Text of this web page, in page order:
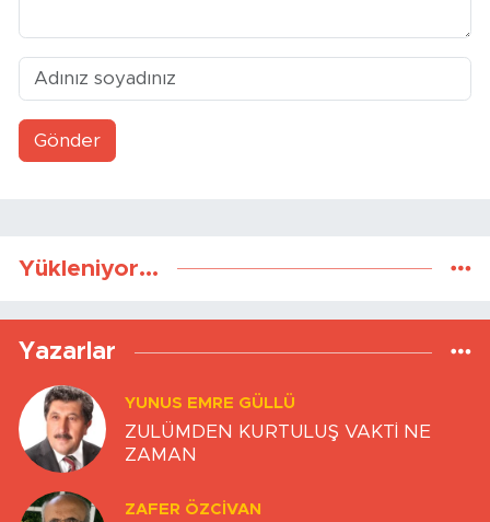
Gönder
Yükleniyor...
Yazarlar
YUNUS EMRE GÜLLÜ
ZULÜMDEN KURTULUŞ VAKTİ NE
ZAMAN
ZAFER ÖZCIVAN